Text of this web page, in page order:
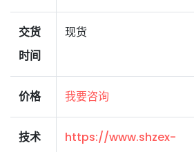
交货
时间
现货
价格 我要咨询
技术
https://www.shzex-